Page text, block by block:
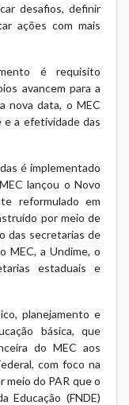
desafios, definir
ações com mais
é requisito
avancem para a
nova data, o MEC
e a efetividade das
é implementado
lançou o Novo
reformulado em
por meio de
das secretarias de
MEC, a Undime, o
estaduais e
planejamento e
básica, que
do MEC aos
com foco na
meio do PAR que o
Educação (FNDE)